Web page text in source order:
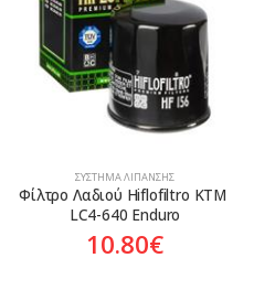
ΣΎΣΤΗΜΑ ΛΊΠΑΝΣΗΣ
Φίλτρο Λαδιού Hiflofiltro KTM
LC4-640 Enduro
10.80€